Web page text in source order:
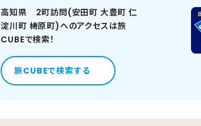
高知県 2町訪問(安田町 大豊町 仁
淀川町 梼原町)へのアクセスは旅
CUBEで検索！
旅CUBEで検索する